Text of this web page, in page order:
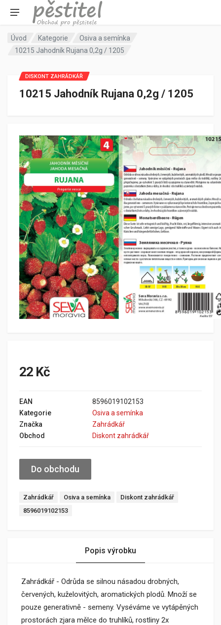
Úvod Kategorie
Osiva a semínka
10215 Jahodník Rujana 0,2g / 1205
10215 Jahodník Rujana 0,2g / 1205
DISKONT ZAHRÁDKÁŘ
22 Kč
EAN
8596019102153
Kategorie
Osiva a semínka
Značka
Zahrádkář
Obchod
Diskont zahrádkář
Do obchodu
Zahrádkář Osiva a semínka
Diskont zahrádkář
8596019102153
Popis výrobku
Zahrádkář - Odrůda se silnou násadou drobných,
červených, kuželovitých, aromatických plodů. Množí se
pouze generativně - semeny. Vyséváme ve vytápěných
prostorách zjara mělce do truhlíků, rostliny 2x